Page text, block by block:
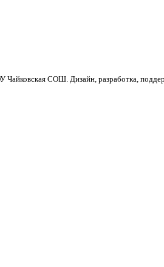
СОШ. Дизайн, разработка,